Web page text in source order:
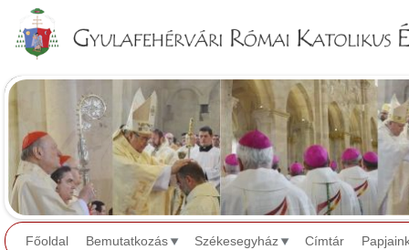
Főoldal Bemutatkozás Székesegyház Címtár